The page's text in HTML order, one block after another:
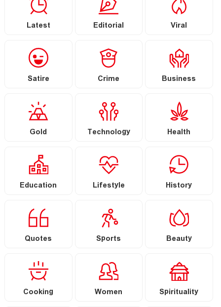
Latest Editorial Viral
Satire Crime Business
Gold Technology Health
Education Lifestyle History
Quotes Sports Beauty
Cooking Women Spirituality